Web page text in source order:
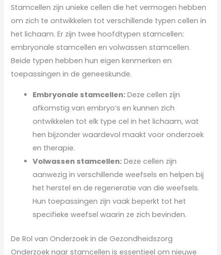
Stamcellen zijn unieke cellen die het vermogen hebben
om zich te ontwikkelen tot verschillende typen cellen in
het lichaam. Er zijn twee hoofdtypen stamcellen:
embryonale stamcellen en volwassen stamcellen.
Beide typen hebben hun eigen kenmerken en
toepassingen in de geneeskunde.
Embryonale stamcellen: Deze cellen zijn
afkomstig van embryo’s en kunnen zich
ontwikkelen tot elk type cel in het lichaam, wat
hen bijzonder waardevol maakt voor onderzoek
en therapie.
Volwassen stamcellen: Deze cellen zijn
aanwezig in verschillende weefsels en helpen bij
het herstel en de regeneratie van die weefsels.
Hun toepassingen zijn vaak beperkt tot het
specifieke weefsel waarin ze zich bevinden.
De Rol van Onderzoek in de Gezondheidszorg
Onderzoek naar stamcellen is essentieel om nieuwe